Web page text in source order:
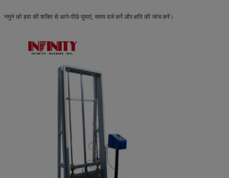
नमुने को हवा की शक्ति से आगे-पीछे घुमाएं, समय दर्ज करें और क्षति की जांच करें।